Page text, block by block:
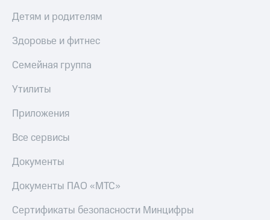
Детям и родителям
Здоровье и фитнес
Семейная группа
Утилиты
Приложения
Все сервисы
Документы
Документы ПАО «МТС»
Сертификаты безопасности Минцифры